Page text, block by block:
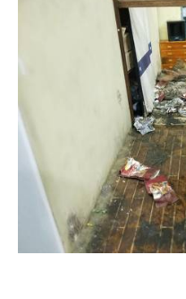
ITエンジニア向け専門サイト
企業向けIT製品の総合サイト
IT製品の技術・比較・事例
製造業のIT導入・活用を支援
モノづくり技術者専門サイト
エレクトロニクス専門サイト
電子設計の基本と応用